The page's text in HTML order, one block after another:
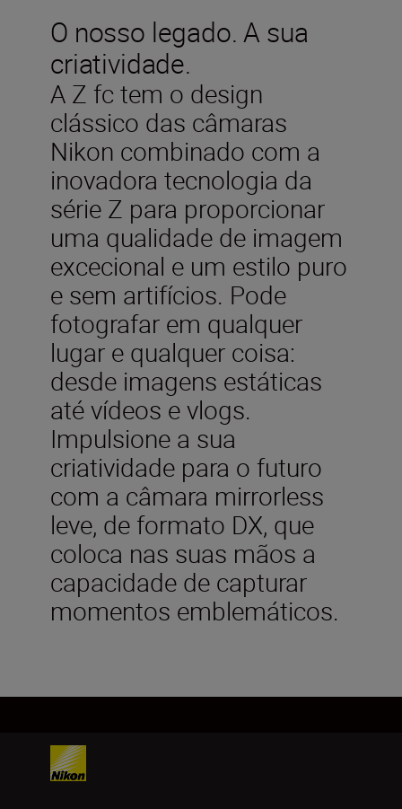
O nosso legado. A sua
criatividade.
A Z fc tem o design
clássico das câmaras
Nikon combinado com a
inovadora tecnologia da
série Z para proporcionar
uma qualidade de imagem
excecional e um estilo puro
e sem artifícios. Pode
fotografar em qualquer
lugar e qualquer coisa:
desde imagens estáticas
até vídeos e vlogs.
Impulsione a sua
criatividade para o futuro
com a câmara mirrorless
leve, de formato DX, que
coloca nas suas mãos a
capacidade de capturar
momentos emblemáticos.